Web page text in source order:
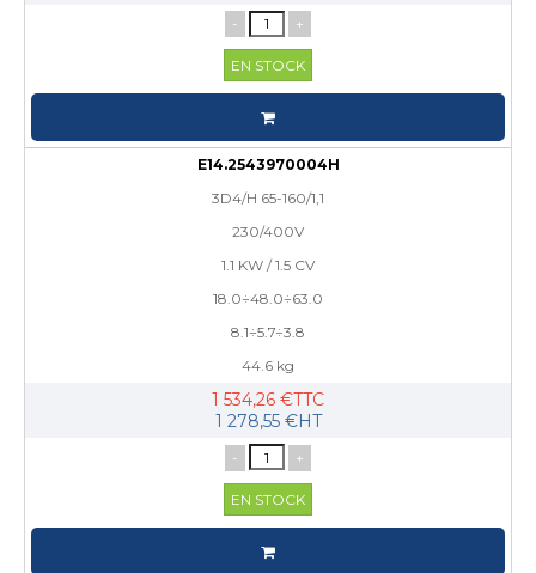
- +
EN STOCK
E14.2543970004H
3D4/H 65-160/1,1
230/400V
1.1 KW / 1.5 CV
18.0÷48.0÷63.0
8.1÷5.7÷3.8
44.6 kg
1 534,26 €TTC
1 278,55 €HT
- +
EN STOCK